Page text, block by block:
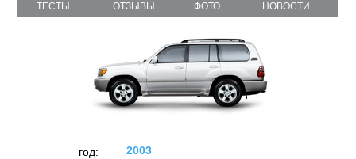
ТЕСТЫ ОТЗЫВЫ ФОТО НОВОСТИ
год:
2003